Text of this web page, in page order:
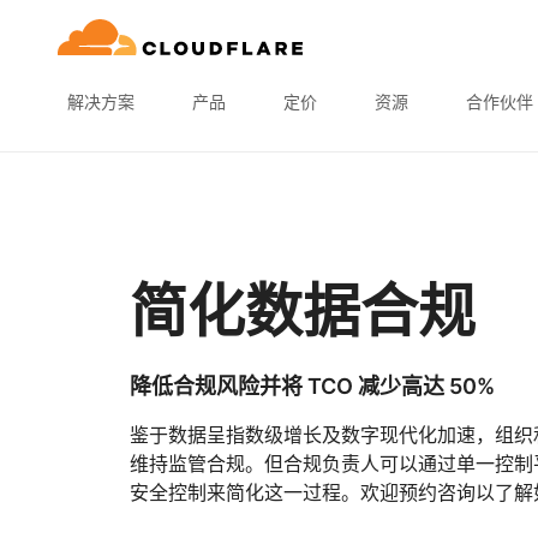
解决方案 产品 定价 资源 合作伙伴
简化数据合规
降低合规风险并将 TCO 减少高达 50%
鉴于数据呈指数级增长及数字现代化加速，组
维持监管合规。但合规负责人可以通过单一控
安全控制来简化这一过程。欢迎预约咨询以了